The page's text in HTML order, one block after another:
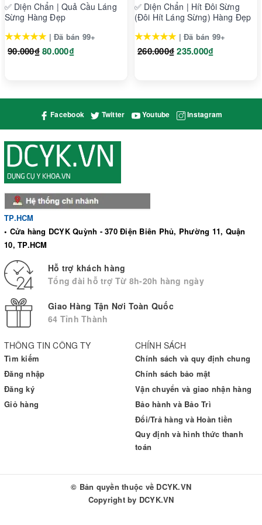
trùng.
⚠️⚠️Với những vị trí nhạy cảm, quan trọng liên quan đến gáy,
tim, hệ thần kinh… cần phải hỏi ý kiến của bác sỹ đông y
trước khi sử dụng để tránh những hậu quả đáng tiếc xảy ra.
✅ Diện Chẩn | Quả Cầu Láng
Sừng Hàng Đẹp
★★★★★ | Đã bán 99+
90.000₫80.000₫
✅ Diện Chẩn | Hít Đôi Sừng
(Đôi Hít Láng Sừng) Hàng Đẹp
★★★★★ | Đã bán 99+
260.000₫235.000₫
Facebook Twitter Youtube Instagram
THÔNG TIN CÔNG TY
Tìm kiếm
Đăng nhập
Đăng ký
Giỏ hàng
CHÍNH SÁCH
Chính sách và quy định chung
Chính sách bảo mật
Vận chuyển và giao nhận hàng
Bảo hành và Bảo Trì
Đổi/Trả hàng và Hoàn tiền
Quy định và hình thức thanh
toán
TP.HCM
• Cửa hàng DCYK Quỳnh - 370 Điện Biên Phủ, Phường 11, Quận
10, TP.HCM
Hỗ trợ khách hàng
Tổng đài hỗ trợ Từ 8h-20h hàng ngày
Giao Hàng Tận Nơi Toàn Quốc
64 Tỉnh Thành
© Bản quyền thuộc về DCYK.VN
Copyright by DCYK.VN